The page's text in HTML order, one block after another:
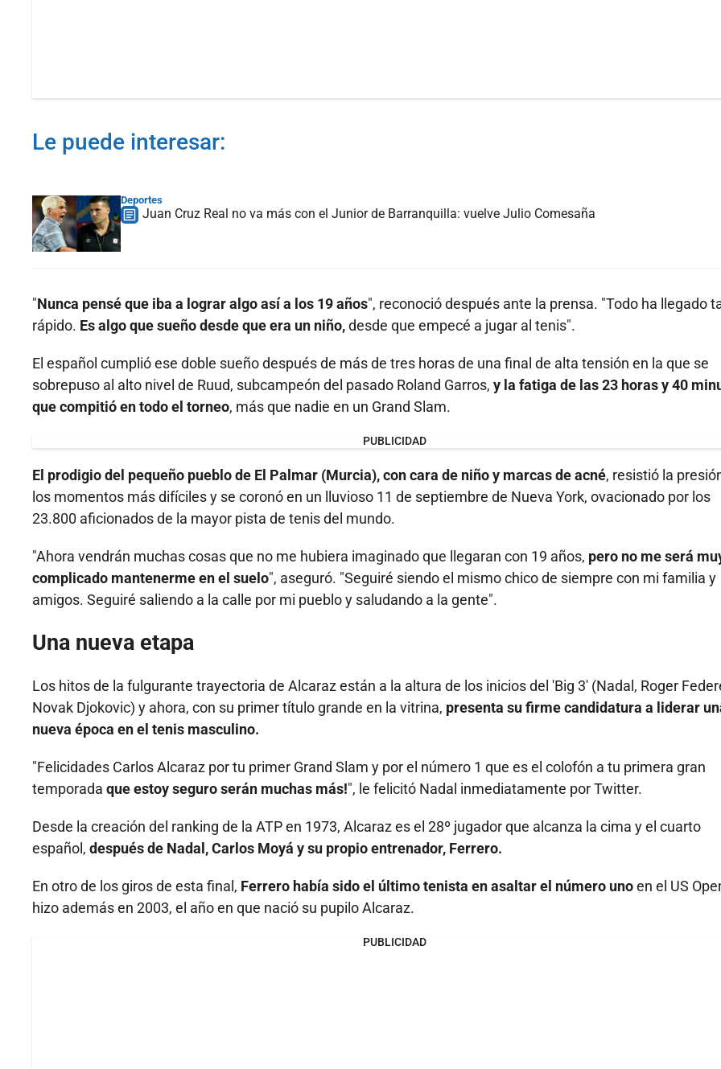
Le puede interesar:
Deportes
Juan Cruz Real no va más con el Junior de Barranquilla: vuelve Julio Comesaña
"Nunca pensé que iba a lograr algo así a los 19 años", reconoció después ante la prensa. "Todo ha llegado
rápido. Es algo que sueño desde que era un niño,desde que empecé a jugar al tenis".
El español cumplió ese doble sueño después de más de tres horas de una final de alta tensión en la que se
sobrepuso al alto nivel de Ruud, subcampeón del pasado Roland Garros, y la fatiga de las 23 horas y 40
que compitió en todo el torneo, más que nadie en un Grand Slam.
PUBLICIDAD
El prodigio del pequeño pueblo de El Palmar (Murcia), con cara de niño y marcas de acné, resistió la
los momentos más difíciles y se coronó en un lluvioso 11 de septiembre de Nueva York, ovacionado por los
23.800 aficionados de la mayor pista de tenis del mundo.
"Ahora vendrán muchas cosas que no me hubiera imaginado que llegaran con 19 años, pero no me será
complicado mantenerme en el suelo", aseguró. "Seguiré siendo el mismo chico de siempre con mi familia y
amigos. Seguiré saliendo a la calle por mi pueblo y saludando a la gente".
Una nueva etapa
Los hitos de la fulgurante trayectoria de Alcaraz están a la altura de los inicios del 'Big 3' (Nadal, Roger
Novak Djokovic) y ahora, con su primer título grande en la vitrina, presenta su firme candidatura a liderar
nueva época en el tenis masculino.
"Felicidades Carlos Alcaraz por tu primer Grand Slam y por el número 1 que es el colofón a tu primera gran
temporada que estoy seguro serán muchas más!", le felicitó Nadal inmediatamente por Twitter.
Desde la creación del ranking de la ATP en 1973, Alcaraz es el 28º jugador que alcanza la cima y el cuarto
español, después de Nadal, Carlos Moyá y su propio entrenador, Ferrero.
En otro de los giros de esta final, Ferrero había sido el último tenista en asaltar el número unoen el US
hizo además en 2003, el año en que nació su pupilo Alcaraz.
PUBLICIDAD